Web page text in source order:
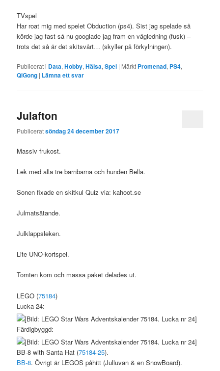
TVspel
Har roat mig med spelet Obduction (ps4). Sist jag spelade så
körde jag fast så nu googlade jag fram en vägledning (fusk) –
trots det så är det skitsvårt… (skyller på förkylningen).
Publicerat i Data,Hobby,Hälsa,Spel | Märkt Promenad, PS4,
QiGong | Lämna ett svar
Julafton
Publiceratsöndag 24 december 2017
Massiv frukost.
Lek med alla tre barnbarna och hunden Bella.
Sonen fixade en skitkul Quiz via: kahoot.se
Julmatsätande.
Julklappsleken.
Lite UNO-kortspel.
Tomten kom och massa paket delades ut.
LEGO (75184)
Lucka 24:
Färdigbyggd:
BB-8 with Santa Hat (75184-25).
BB-8. Övrigt är LEGOS påhitt (Julluvan & en SnowBoard).